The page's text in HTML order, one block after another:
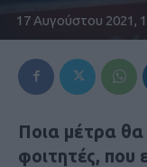
17 Αυγούστου 2021,
Ποια μέτρα
φοιτητές, που